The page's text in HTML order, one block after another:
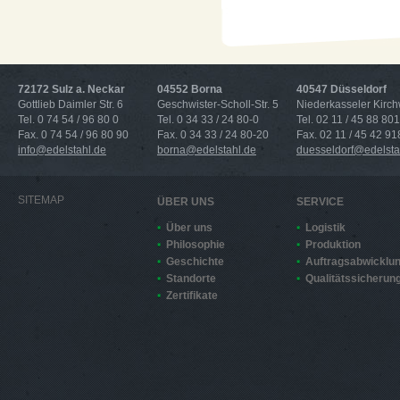
72172 Sulz a. Neckar
Gottlieb Daimler Str. 6
Tel. 0 74 54 / 96 80 0
Fax. 0 74 54 / 96 80 90
info@edelstahl.de
04552 Borna
Geschwister-Scholl-Str. 5
Tel. 0 34 33 / 24 80-0
Fax. 0 34 33 / 24 80-20
borna@edelstahl.de
40547 Düsseldorf
Niederkasseler
Tel. 02 11 / 45 88 801
Fax. 02 11 / 45 42
SITEMAP ÜBER UNS
Über uns
Philosophie
Geschichte
Standorte
Zertifikate
SERVICE
Logistik
Produktion